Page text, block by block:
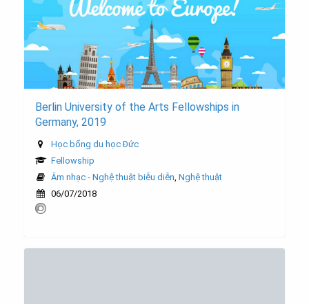
Berlin University of the Arts Fellowships in
Germany, 2019
Học bổng du học Đức
Fellowship
Âm nhạc - Nghệ thuật biễu diễn Nghệ thuật
06/07/2018